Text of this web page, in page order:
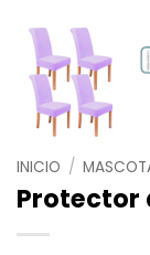
INICIO /
Protector